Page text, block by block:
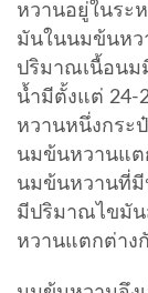
หวานอยู่ในระ
มันในนมข้นหว
ปริมาณเนื้อนม
น้ำมีตั้งแต่ 24-
หวานหนึ่งกระ
นมข้นหวานแต
นมข้นหวานที่มี
มีปริมาณไขมัน
หวานแตกต่าง